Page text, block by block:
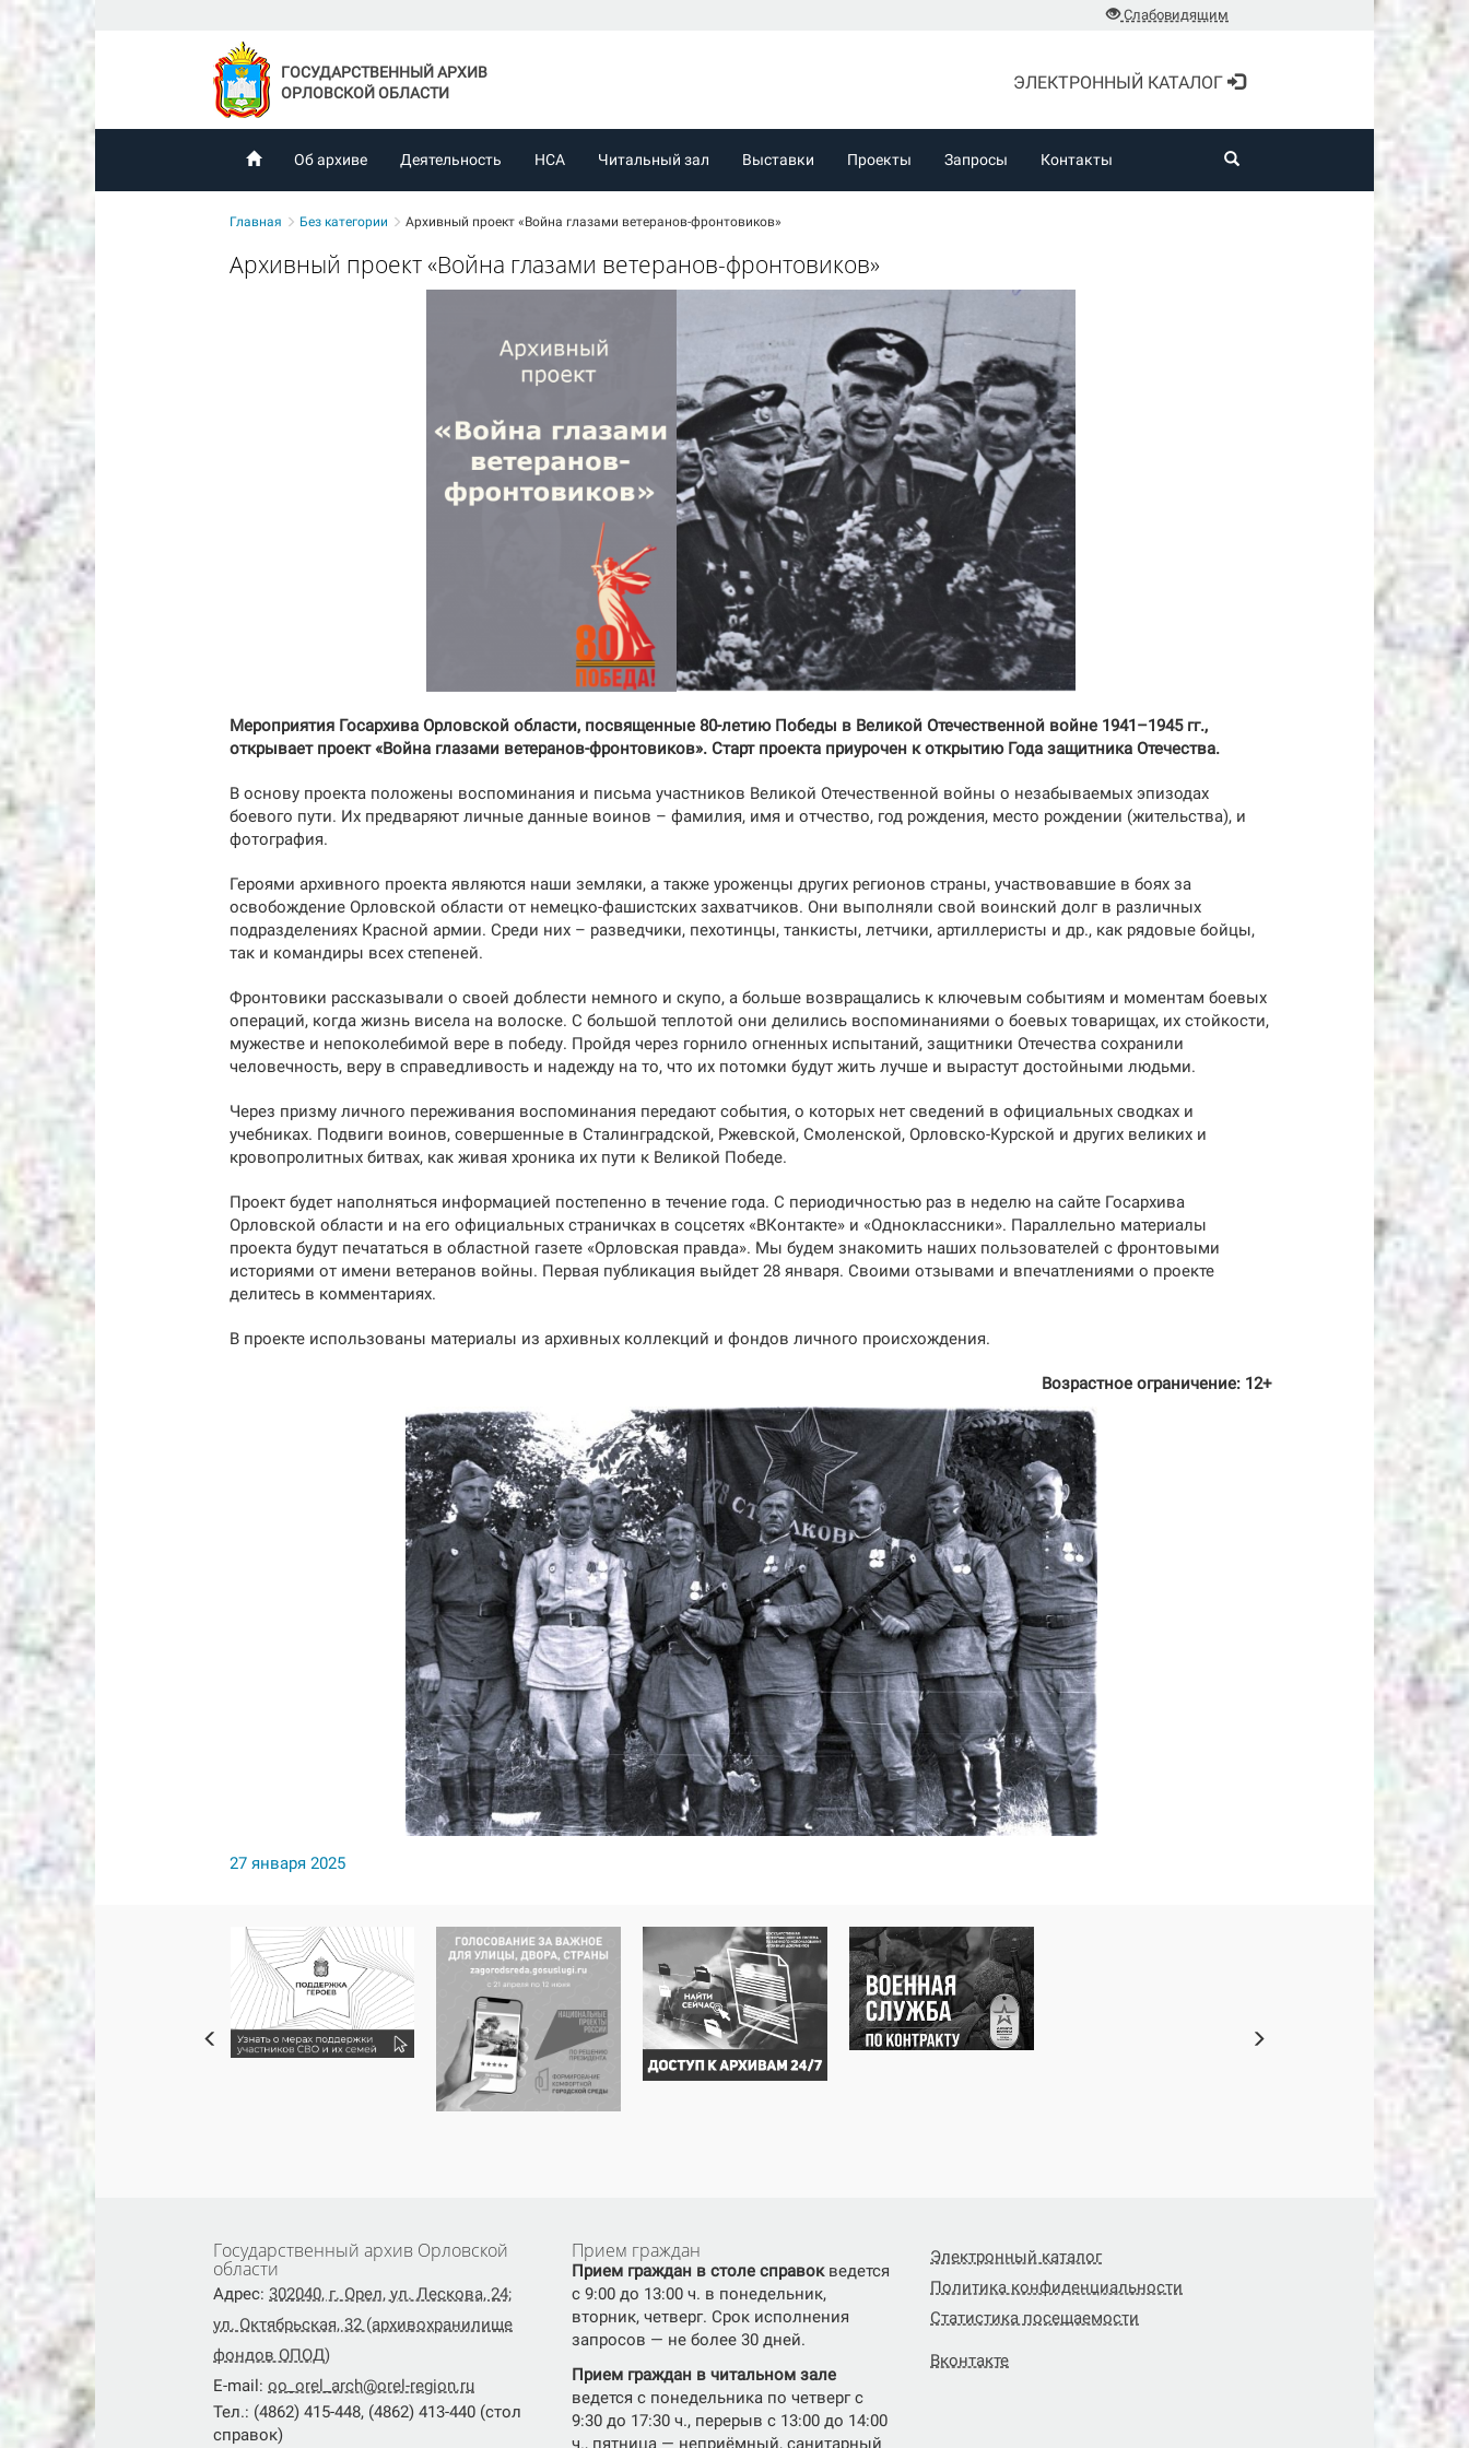
Слабовидящим
ГОСУДАРСТВЕННЫЙ АРХИВ
ОРЛОВСКОЙ ОБЛАСТИ
ЭЛЕКТРОННЫЙ КАТАЛОГ
Об архиве Деятельность НСА Читальный зал Выставки Проекты Запросы Контакты
Главная Без категории Архивный проект «Война глазами ветеранов-фронтовиков»
Архивный проект «Война глазами ветеранов-фронтовиков»
Мероприятия Госархива Орловской области, посвященные 80-летию Победы в Великой Отечественной войне 1941–1945 гг.,
открывает проект «Война глазами ветеранов-фронтовиков». Старт проекта приурочен к открытию Года защитника Отечества.
В основу проекта положены воспоминания и письма участников Великой Отечественной войны о незабываемых эпизодах
боевого пути. Их предваряют личные данные воинов – фамилия, имя и отчество, год рождения, место рождении (жительства), и
фотография.
Героями архивного проекта являются наши земляки, а также уроженцы других регионов страны, участвовавшие в боях за
освобождение Орловской области от немецко-фашистских захватчиков. Они выполняли свой воинский долг в различных
подразделениях Красной армии. Среди них – разведчики, пехотинцы, танкисты, летчики, артиллеристы и др., как рядовые бойцы,
так и командиры всех степеней.
Фронтовики рассказывали о своей доблести немного и скупо, а больше возвращались к ключевым событиям и моментам боевых
операций, когда жизнь висела на волоске. С большой теплотой они делились воспоминаниями о боевых товарищах, их стойкости,
мужестве и непоколебимой вере в победу. Пройдя через горнило огненных испытаний, защитники Отечества сохранили
человечность, веру в справедливость и надежду на то, что их потомки будут жить лучше и вырастут достойными людьми.
Через призму личного переживания воспоминания передают события, о которых нет сведений в официальных сводках и
учебниках. Подвиги воинов, совершенные в Сталинградской, Ржевской, Смоленской, Орловско-Курской и других великих и
кровопролитных битвах, как живая хроника их пути к Великой Победе.
Проект будет наполняться информацией постепенно в течение года. С периодичностью раз в неделю на сайте Госархива
Орловской области и на его официальных страничках в соцсетях «ВКонтакте» и «Одноклассники». Параллельно материалы
проекта будут печататься в областной газете «Орловская правда». Мы будем знакомить наших пользователей с фронтовыми
историями от имени ветеранов войны. Первая публикация выйдет 28 января. Своими отзывами и впечатлениями о проекте
делитесь в комментариях.
В проекте использованы материалы из архивных коллекций и фондов личного происхождения.
Возрастное ограничение: 12+
27 января 2025
Государственный архив Орловской
области
Адрес: 302040, г. Орел, ул. Лескова, 24;
ул. Октябрьская, 32 (архивохранилище
фондов ОПОД)
E-mail: oo_orel_arch@orel-region.ru
Тел.: (4862) 415-448, (4862) 413-440 (стол
справок)
Прием граждан
Прием граждан в столе справокведется
с 9:00 до 13:00 ч. в понедельник,
вторник, четверг. Срок исполнения
запросов — не более 30 дней.
Прием граждан в читальном зале
ведется с понедельника по четверг с
9:30 до 17:30 ч., перерыв с 13:00 до 14:00
ч., пятница — неприёмный, санитарный
Электронный каталог
Политика конфиденциальности
Статистика посещаемости
Вконтакте